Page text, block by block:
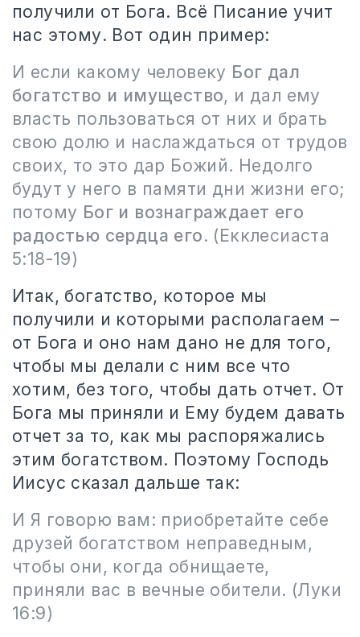
получили от Бога. Всё Писание учит
нас этому. Вот один пример:
И если какому человеку Бог дал
богатство и имущество, и дал ему
власть пользоваться от них и брать
свою долю и наслаждаться от трудов
своих, то это дар Божий. Недолго
будут у него в памяти дни жизни его;
потому Бог и вознаграждает его
радостью сердца его. (Екклесиаста
5:18-19)
Итак, богатство, которое мы
получили и которыми располагаем –
от Бога и оно нам дано не для того,
чтобы мы делали с ним все что
хотим, без того, чтобы дать отчет. От
Бога мы приняли и Ему будем давать
отчет за то, как мы распоряжались
этим богатством. Поэтому Господь
Иисус сказал дальше так:
И Я говорю вам: приобретайте себе
друзей богатством неправедным,
чтобы они, когда обнищаете,
приняли вас в вечные обители. (Луки
16:9)